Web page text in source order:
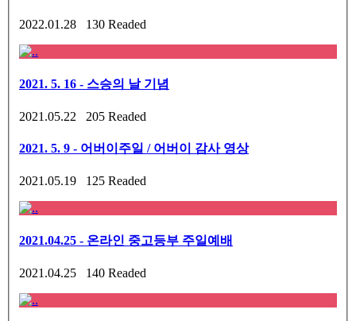
2022.01.28 130 Readed
2021. 5. 16 - 스승의 날 기념
2021.05.22 205 Readed
2021. 5. 9 - 어버이주일 / 어버이 감사 영상
2021.05.19 125 Readed
2021.04.25 - 온라인 중고등부 주일예배
2021.04.25 140 Readed